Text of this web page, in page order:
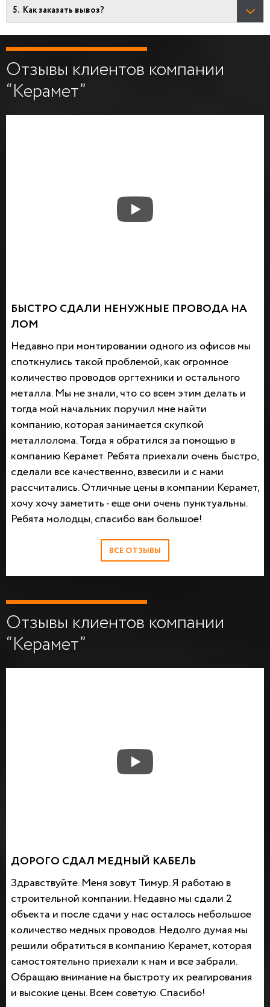
Как заказать вывоз?
Отзывы клиентов компании
“Керамет”
БЫСТРО СДАЛИ НЕНУЖНЫЕ ПРОВОДА НА
ЛОМ
Недавно при монтировании одного из офисов мы
споткнулись такой проблемой, как огромное
количество проводов оргтехники и остального
металла. Мы не знали, что со всем этим делать и
тогда мой начальник поручил мне найти
компанию, которая занимается скупкой
металлолома. Тогда я обратился за помощью в
компанию Керамет. Ребята приехали очень быстро,
сделали все качественно, взвесили и с нами
рассчитались. Отличные цены в компании Керамет,
хочу хочу заметить - еще они очень пунктуальны.
Ребята молодцы, спасибо вам большое!
ВСЕ ОТЗЫВЫ
Отзывы клиентов компании
“Керамет”
ДОРОГО СДАЛ МЕДНЫЙ КАБЕЛЬ
Здравствуйте. Меня зовут Тимур. Я работаю в
строительной компании. Недавно мы сдали 2
объекта и после сдачи у нас осталось небольшое
количество медных проводов. Недолго думая мы
решили обратиться в компанию Керамет, которая
самостоятельно приехали к нам и все забрали.
Обращаю внимание на быстроту их реагирования
и высокие цены. Всем советую. Спасибо!